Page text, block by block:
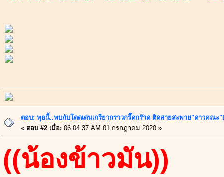
ตอบ: พุธนี้..พบกับโดดเด่นเกรียวกราวกรี๊ดกร๊าด ติดสายสะพาย"ดาวคณะ
« ตอบ #2 เมื่อ: 06:04:37 AM 01 กรกฎาคม 2020 »
((น้องข้าวมัน))